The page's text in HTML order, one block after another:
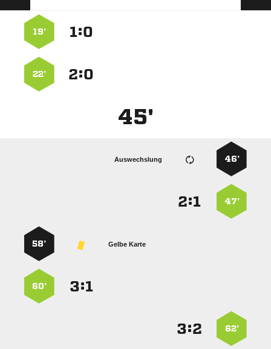
:
19’
:
22’
45'
46’
Auswechslung
47’
:
Gelbe Karte
58’
:
60’
62’
: